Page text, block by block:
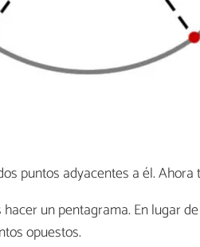
puntos adyacentes a él. Ahora
un pentagrama. En lugar
opuestos.